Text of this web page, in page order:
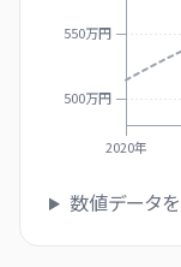
500万円
550万円
2020年
数値データ